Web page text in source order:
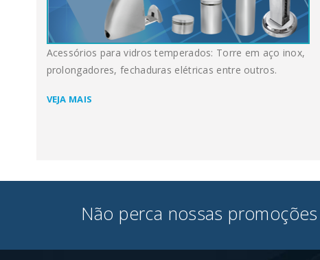
Acessórios para vidros temperados: Torre em aço inox,
prolongadores, fechaduras elétricas entre outros.
VEJA MAIS
Não perca nossas